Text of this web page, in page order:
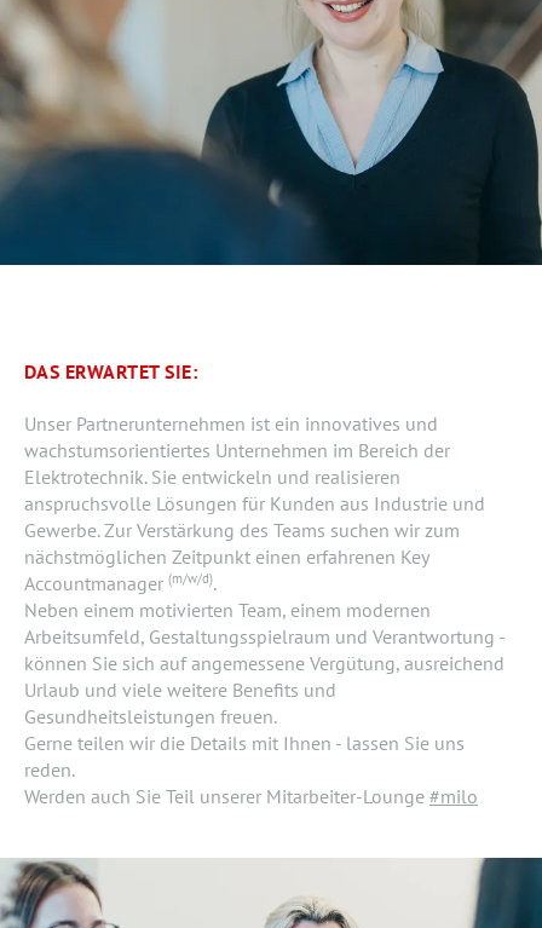
DAS ERWARTET SIE:
Unser Partnerunternehmen ist ein innovatives und
wachstumsorientiertes Unternehmen im Bereich der
Elektrotechnik. Sie entwickeln und realisieren
anspruchsvolle Lösungen für Kunden aus Industrie und
Gewerbe. Zur Verstärkung des Teams suchen wir zum
nächstmöglichen Zeitpunkt einen erfahrenen Key
Accountmanager (m/w/d).
Neben einem motivierten Team, einem modernen
Arbeitsumfeld, Gestaltungsspielraum und Verantwortung -
können Sie sich auf angemessene Vergütung, ausreichend
Urlaub und viele weitere Benefits und
Gesundheitsleistungen freuen.
Gerne teilen wir die Details mit Ihnen - lassen Sie uns
reden.
Werden auch Sie Teil unserer Mitarbeiter-Lounge #milo